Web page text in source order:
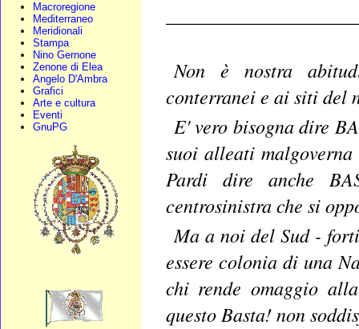
Macroregione
Mediterraneo
Meridionali
Stampa
Nino Gernone
Zenone di Elea
Angelo D'Ambra
Grafici
Arte e cultura
Eventi
GnuPG
Non è nostra
conterranei e ai siti del
E' vero bisogna dire
suoi alleati
Pardi dire anche
centrosinistra che si
Ma a noi del Sud -
essere colonia di una
chi rende omaggio
questo Basta! non